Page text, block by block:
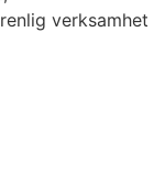
verksamhet